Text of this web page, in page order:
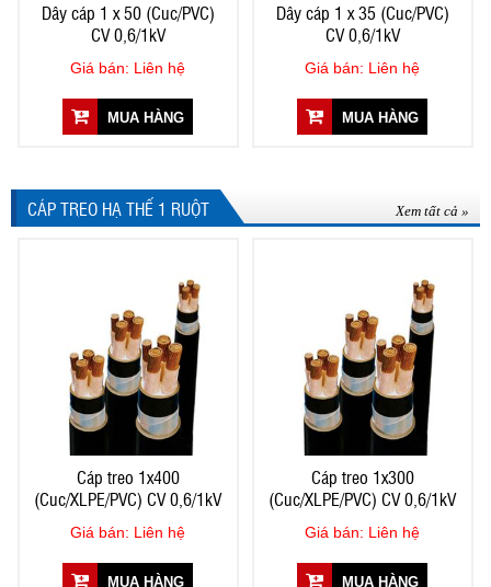
Dây cáp 1 x 50 (Cuc/PVC)
CV 0,6/1kV
Giá bán: Liên hệ
MUA HÀNG
Dây cáp 1 x 35 (Cuc/PVC)
CV 0,6/1kV
Giá bán: Liên hệ
MUA HÀNG
CÁP TREO HẠ THẾ 1 RUỘT Xem tất cả »
Cáp treo 1x400
(Cuc/XLPE/PVC) CV 0,6/1kV
Giá bán: Liên hệ
MUA HÀNG
Cáp treo 1x300
(Cuc/XLPE/PVC) CV 0,6/1kV
Giá bán: Liên hệ
MUA HÀNG